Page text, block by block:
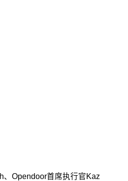
Opendoor首席执行官Kaz